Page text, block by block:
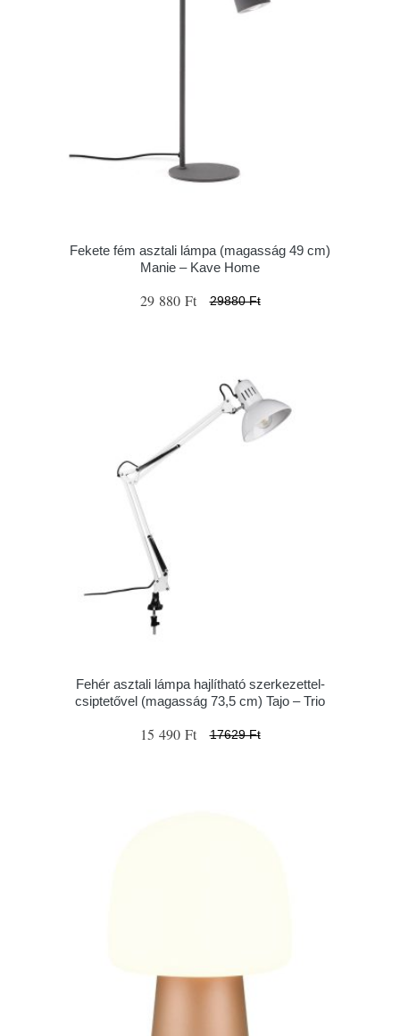
Fekete fém asztali lámpa (magasság 49 cm)
Manie – Kave Home
29 880 Ft 29880 Ft
Fehér asztali lámpa hajlítható szerkezettel-
csiptetővel (magasság 73,5 cm) Tajo – Trio
15 490 Ft 17629 Ft